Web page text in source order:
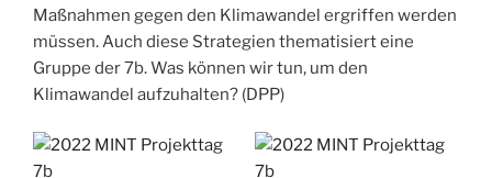
Maßnahmen gegen den Klimawandel ergriffen werden
müssen. Auch diese Strategien thematisiert eine
Gruppe der 7b. Was können wir tun, um den
Klimawandel aufzuhalten? (DPP)